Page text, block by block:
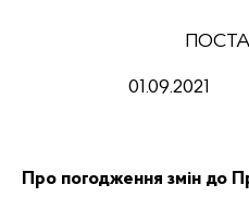
Про погодження змін до